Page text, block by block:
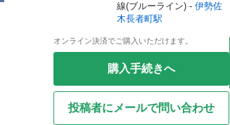
線(ブルーライン) - 伊勢佐
木長者町駅
オンライン決済でご購入いただけます。
購入手続きへ
投稿者にメールで問い合わせ